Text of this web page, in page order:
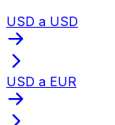
USD a USD
USD a EUR